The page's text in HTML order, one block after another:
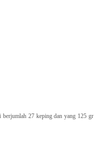
27 keping dan yang 125 gr